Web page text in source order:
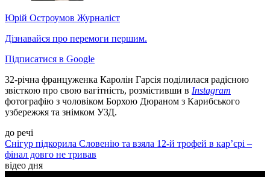
Юрій Остроумов Журналіст
Дізнавайся про перемоги першим.
Підписатися в Google
32-річна француженка Каролін Гарсія поділилася радісною
звісткою про свою вагітність, розмістивши в Instagram
фотографію з чоловіком Борхою Дюраном з Карибського
узбережжя та знімком УЗД.
до речі
Снігур підкорила Словенію та взяла 12-й трофей в кар’єрі –
фінал довго не тривав
відео дня